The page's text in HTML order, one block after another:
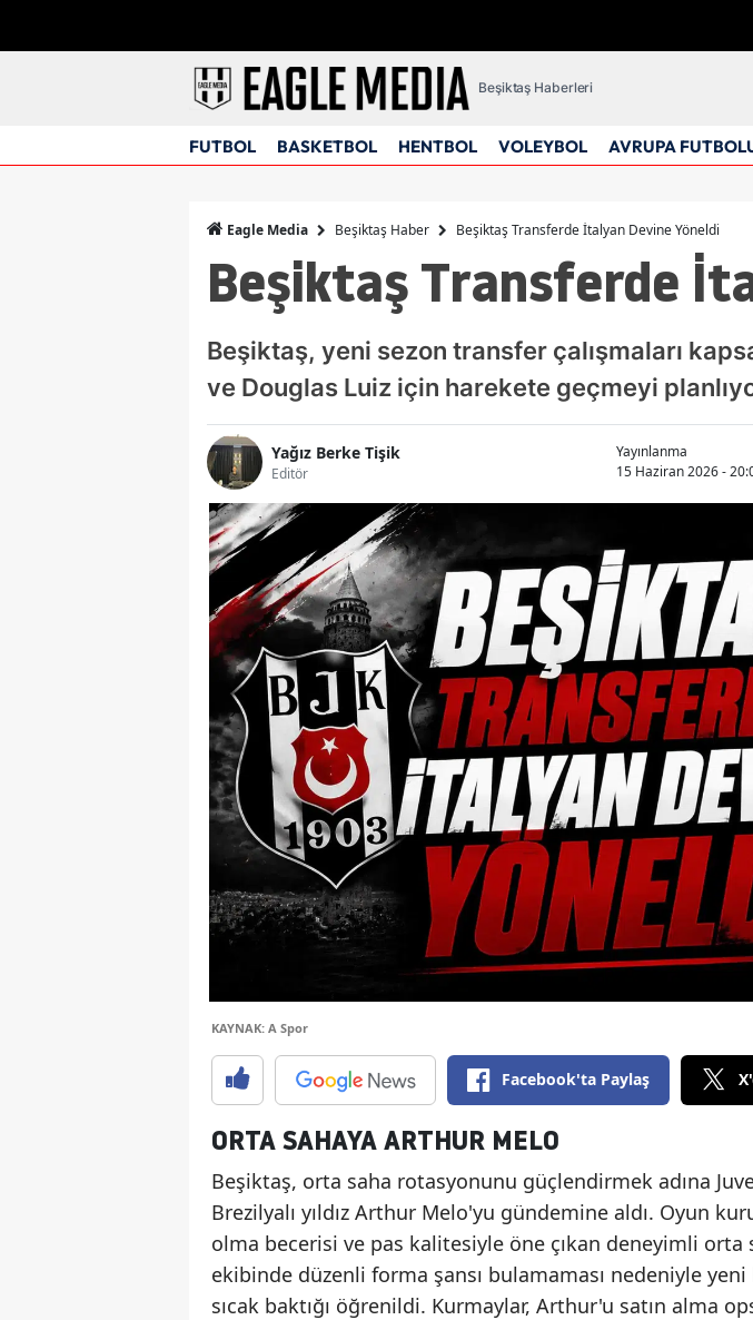
Beşiktaş Haberleri
FUTBOL BASKETBOL HENTBOL VOLEYBOL AVRUPA
Eagle Media Beşiktaş Haber Beşiktaş Transferde İtalyan Devine Yöneldi
Beşiktaş Transferde
Beşiktaş, yeni sezon transfer çalışmaları
ve Douglas Luiz için harekete geçmeyi
Yağız Berke Tişik
Editör
Yayınlanma
15 Haziran 2026 -
KAYNAK: A Spor
Facebook'ta Paylaş
ORTA SAHAYA ARTHUR MELO
Beşiktaş, orta saha rotasyonunu güçlendirmek adına
Brezilyalı yıldız Arthur Melo'yu gündemine aldı. Oyun
olma becerisi ve pas kalitesiyle öne çıkan deneyimli
ekibinde düzenli forma şansı bulamaması nedeniyle
sıcak baktığı öğrenildi. Kurmaylar, Arthur'u satın alma